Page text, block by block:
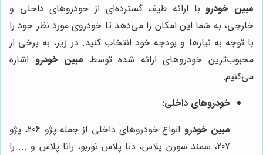
مبین خودرو با ارائه طیف گسترده‌ای از خودروهای داخلی و
خارجی، به شما این امکان را می‌دهد تا خودروی مورد نظر خود را
با توجه به نیازها و بودجه خود انتخاب کنید. در زیر، به برخی از
محبوب‌ترین خودروهای ارائه شده توسط مبین خودرو اشاره
می‌کنیم:
خودروهای داخلی:
مبین خودرو
انواع خودروهای داخلی از جمله پژو 206، پژو
207، سمند سورن پلاس، دنا پلاس توربو، رانا پلاس و ... را